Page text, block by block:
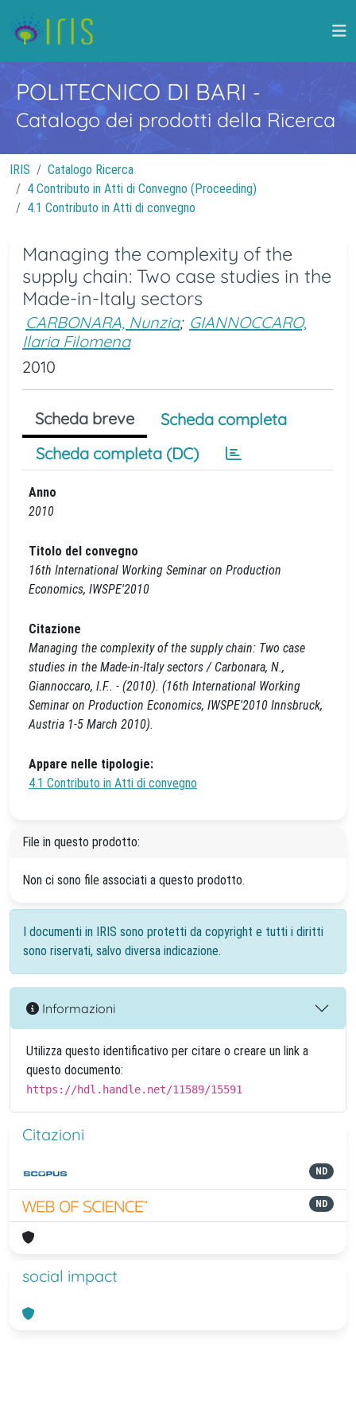
POLITECNICO DI BARI -
Catalogo dei prodotti della Ricerca
IRIS
Catalogo Ricerca
4 Contributo in Atti di Convegno (Proceeding)
4.1 Contributo in Atti di convegno
Managing the complexity of the
supply chain: Two case studies in the
Made-in-Italy sectors
CARBONARA, Nunzia; GIANNOCCARO,
Ilaria Filomena
2010
Scheda breve
Scheda completa
Scheda completa (DC)
Anno
2010
Titolo del convegno
16th International Working Seminar on Production
Economics, IWSPE'2010
Citazione
Managing the complexity of the supply chain: Two case
studies in the Made-in-Italy sectors / Carbonara, N.,
Giannoccaro, I.F.. - (2010). (16th International Working
Seminar on Production Economics, IWSPE'2010 Innsbruck,
Austria 1-5 March 2010).
Appare nelle tipologie:
4.1 Contributo in Atti di convegno
File in questo prodotto:
Non ci sono file associati a questo prodotto.
I documenti in IRIS sono protetti da copyright e tutti i diritti
sono riservati, salvo diversa indicazione.
Informazioni
Utilizza questo identificativo per citare o creare un link a
questo documento:
https://hdl.handle.net/11589/15591
Citazioni
ND
ND
social impact